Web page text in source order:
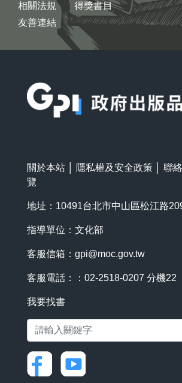
相關法規
友善連結
得獎書目
關於本站 隱私權及安全政策 聯
覽
地址：10491台北市中山區松江路
指導單位：文化部
客服信箱： gpi@moc.gov.tw
客服電話：：02-2518-0207 分機22
我要找書